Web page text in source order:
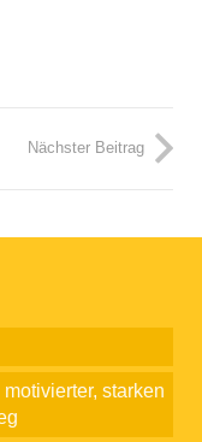
Nächster Beitrag
starken